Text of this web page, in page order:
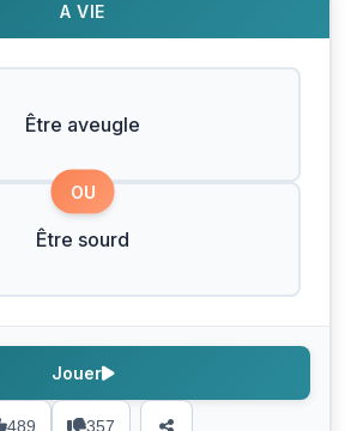
A VIE
Être aveugle
OU
Être sourd
489 357
Jouer